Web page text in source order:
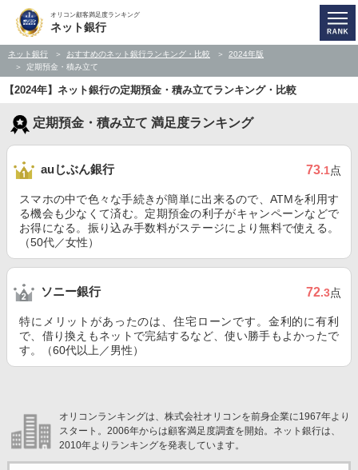
オリコン顧客満足度ランキング
ネット銀行
ネット銀行 おすすめのネット銀行ランキング・比較
2024年版
定期預金・積み立て
【2024年】ネット銀行の定期預金・積み立てランキング・比較
定期預金・積み立て 満足度ランキング
auじぶん銀行 73.1点
スマホの中で色々な手続きが簡単に出来るので、ATMを利用す
る機会も少なくて済む。定期預金の利子がキャンペーンなどで
お得になる。振り込み手数料がステージにより無料で使える。
（50代／女性）
ソニー銀行 72.3点
特にメリットがあったのは、住宅ローンです。金利的に有利
で、借り換えもネットで完結するなど、使い勝手もよかったで
す。（60代以上／男性）
オリコンランキングは、株式会社オリコンを前身企業に1967年より
スタート。2006年からは顧客満足度調査を開始。ネット銀行は、
2010年よりランキングを発表しています。